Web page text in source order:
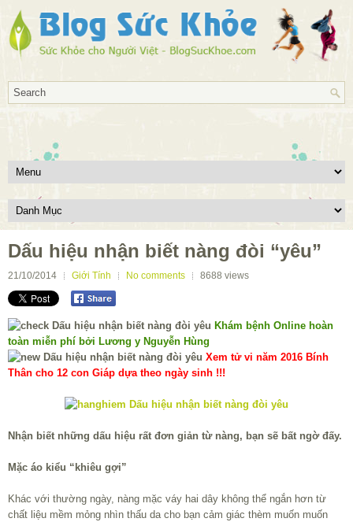
Dấu hiệu nhận biết nàng đòi “yêu”
21/10/2014 Giới Tính No comments 8688 views
Khám bệnh Online hoàn
toàn miễn phí bởi Lương y Nguyễn Hùng
Xem tử vi năm 2016 Bính
Thân cho 12 con Giáp dựa theo ngày sinh !!!
Nhận biết những dấu hiệu rất đơn giản từ nàng, bạn sẽ bất ngờ đấy.
Mặc áo kiểu “khiêu gợi”
Khác với thường ngày, nàng mặc váy hai dây không thể ngắn hơn từ
chất liệu mềm mỏng nhìn thấu da cho bạn cảm giác thèm muốn muốn